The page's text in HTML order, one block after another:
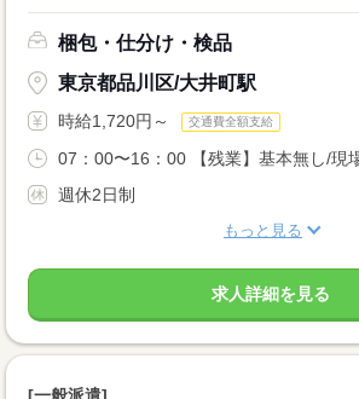
梱包・仕分け・検品
東京都品川区/大井町駅
時給1,720円～ 交通費全額支給
07：00〜16：00 【残業】基本無し/現
週休2日制
もっと見る
求人詳細を見る